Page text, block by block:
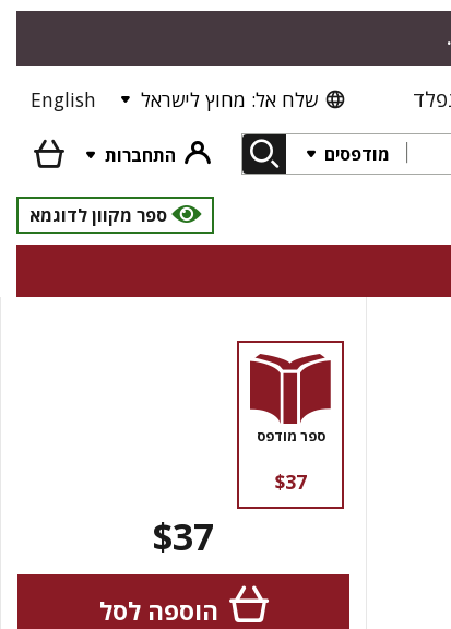
שלח אל: מחוץ לישראל English
מודפסים
התחברות
ספר מקוון לדוגמא
ספר מודפס
$37
$37
הוספה לסל